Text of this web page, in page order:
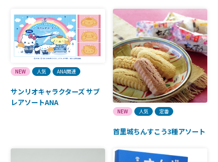
NEW 人気 ANA関連
サンリオキャラクターズ サブ
レアソートANA
NEW 人気 定番
首里城ちんすこう3種アソート